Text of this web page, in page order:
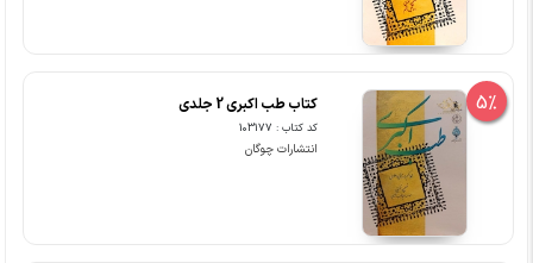
5% کتاب طب اکبری 2 جلدی
کد کتاب : 103177
انتشارات چوگان